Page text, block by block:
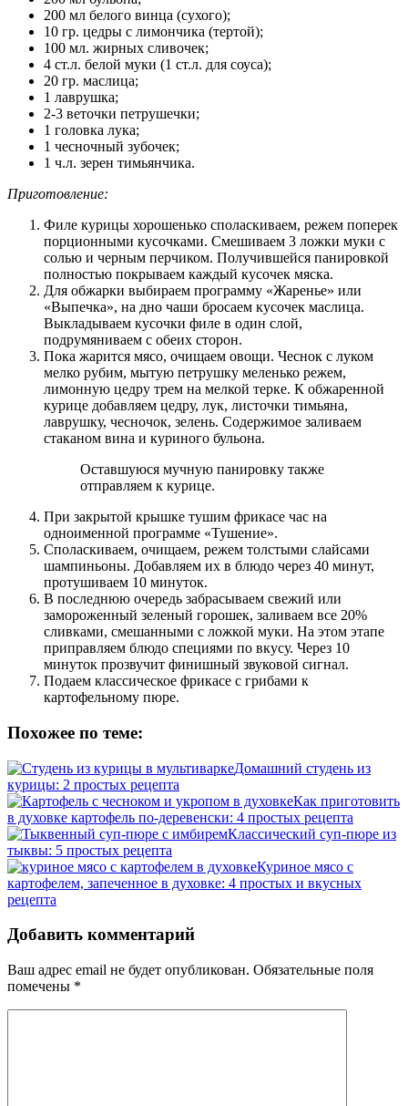
200 мл белого винца (сухого);
10 гр. цедры с лимончика (тертой);
100 мл. жирных сливочек;
4 ст.л. белой муки (1 ст.л. для соуса);
20 гр. маслица;
1 лаврушка;
2-3 веточки петрушечки;
1 головка лука;
1 чесночный зубочек;
1 ч.л. зерен тимьянчика.
Приготовление:
Филе курицы хорошенько споласкиваем, режем поперек
порционными кусочками. Смешиваем 3 ложки муки с
солью и черным перчиком. Получившейся панировкой
полностью покрываем каждый кусочек мяска.
Для обжарки выбираем программу «Жаренье» или
«Выпечка», на дно чаши бросаем кусочек маслица.
Выкладываем кусочки филе в один слой,
подрумяниваем с обеих сторон.
Пока жарится мясо, очищаем овощи. Чеснок с луком
мелко рубим, мытую петрушку меленько режем,
лимонную цедру трем на мелкой терке. К обжаренной
курице добавляем цедру, лук, листочки тимьяна,
лаврушку, чесночок, зелень. Содержимое заливаем
стаканом вина и куриного бульона.
Оставшуюся мучную панировку также
отправляем к курице.
При закрытой крышке тушим фрикасе час на
одноименной программе «Тушение».
Споласкиваем, очищаем, режем толстыми слайсами
шампиньоны. Добавляем их в блюдо через 40 минут,
протушиваем 10 минуток.
В последнюю очередь забрасываем свежий или
замороженный зеленый горошек, заливаем все 20%
сливками, смешанными с ложкой муки. На этом этапе
приправляем блюдо специями по вкусу. Через 10
минуток прозвучит финишный звуковой сигнал.
Подаем классическое фрикасе с грибами к
картофельному пюре.
Похожее по теме:
Домашний студень из
курицы: 2 простых рецепта
Как приготовить
в духовке картофель по-деревенски: 4 простых рецепта
Классический суп-пюре из
тыквы: 5 простых рецепта
Куриное мясо с
картофелем, запеченное в духовке: 4 простых и вкусных
рецепта
Добавить комментарий
Ваш адрес email не будет опубликован. Обязательные поля
помечены *